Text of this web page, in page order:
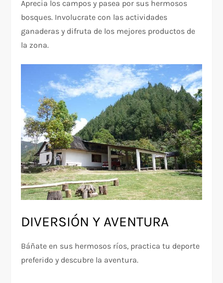
Aprecia los campos y pasea por sus hermosos
bosques. Involucrate con las actividades
ganaderas y difruta de los mejores productos de
la zona.
DIVERSIÓN Y AVENTURA
Báñate en sus hermosos ríos, practica tu deporte
preferido y descubre la aventura.